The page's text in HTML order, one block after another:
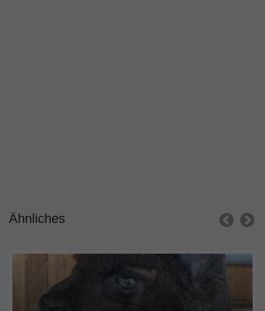
Ähnliches